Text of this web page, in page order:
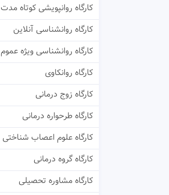
کارگاه روانپویشی کوتاه مدت
کارگاه روانشناسی آنلاین
کارگاه روانشناسی ویژه عموم
کارگاه روانکاوی
کارگاه زوج درمانی
کارگاه طرحواره درمانی
کارگاه علوم اعصاب شناختی
کارگاه گروه درمانی
کارگاه مشاوره تحصیلی